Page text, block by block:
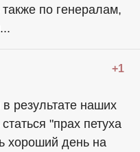
по генералам,
+1
результате наших
"прах петуха
хороший день на